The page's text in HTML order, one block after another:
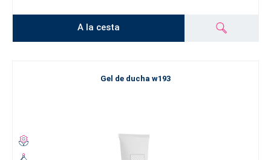
A la cesta
Gel de ducha w193